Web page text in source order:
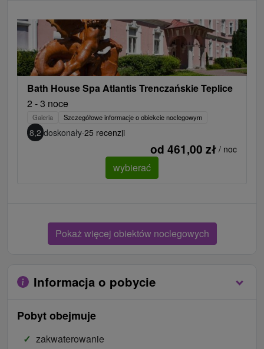
Bath House Spa Atlantis Trenczańskie Teplice
2 - 3 noce
Galeria Szczegółowe informacje o obiekcie noclegowym
8,2 doskonały·25 recenzji
od 461,00 zł / noc
wybierać
Pokaż więcej obiektów noclegowych
Informacja o pobycie
Pobyt obejmuje
zakwaterowanie